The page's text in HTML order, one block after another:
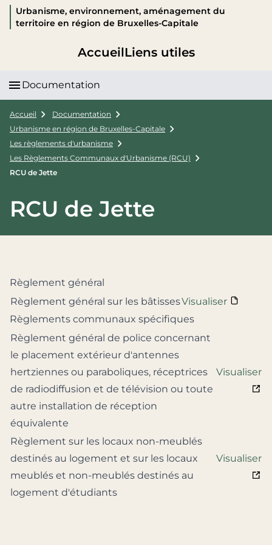
Urbanisme, environnement, aménagement du
territoire en région de Bruxelles-Capitale
AccueilLiens utiles
Documentation
Accueil
Documentation
Urbanisme en région de Bruxelles-Capitale
Les règlements d'urbanisme
Les Règlements Communaux d'Urbanisme (RCU)
RCU de Jette
RCU de Jette
Règlement général
Règlement général sur les bâtissesVisualiser
Règlements communaux spécifiques
Règlement général de police concernant
le placement extérieur d'antennes
hertziennes ou paraboliques, réceptrices
de radiodiffusion et de télévision ou toute
autre installation de réception
équivalente
Visualiser
Règlement sur les locaux non-meublés
destinés au logement et sur les locaux
meublés et non-meublés destinés au
logement d'étudiants
Visualiser